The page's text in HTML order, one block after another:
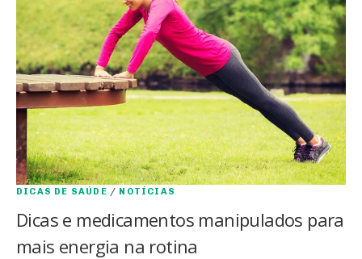
DICAS DE SAÚDE / NOTÍCIAS
Dicas e medicamentos manipulados para
mais energia na rotina